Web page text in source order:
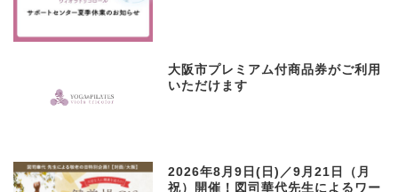
大阪市プレミアム付商品券がご利用
いただけます
2026年8月9日(日)／9月21日（月
祝）開催！図司華代先生によるワー